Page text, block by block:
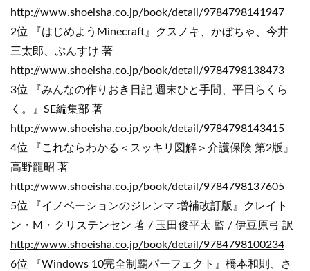
http://www.shoeisha.co.jp/book/detail/9784798141947
2位 『はじめようMinecraft』クスノキ、かぼちゃ、今井
三太郎、ぷんすけ 著
http://www.shoeisha.co.jp/book/detail/9784798138473
3位 『みんなの作りおき日記 週末ひと手間、平日らくら
く。』SE編集部 著
http://www.shoeisha.co.jp/book/detail/9784798143415
4位 『これならわかる＜スッキリ図解＞介護保険 第2版』
高野龍昭 著
http://www.shoeisha.co.jp/book/detail/9784798137605
5位 『イノベーションのジレンマ 増補改訂版』クレイト
ン・M・クリステンセン 著 / 玉田俊平太 監 / 伊豆原弓 訳
http://www.shoeisha.co.jp/book/detail/9784798100234
6位 『Windows 10完全制覇パーフェクト』橋本和則、さ